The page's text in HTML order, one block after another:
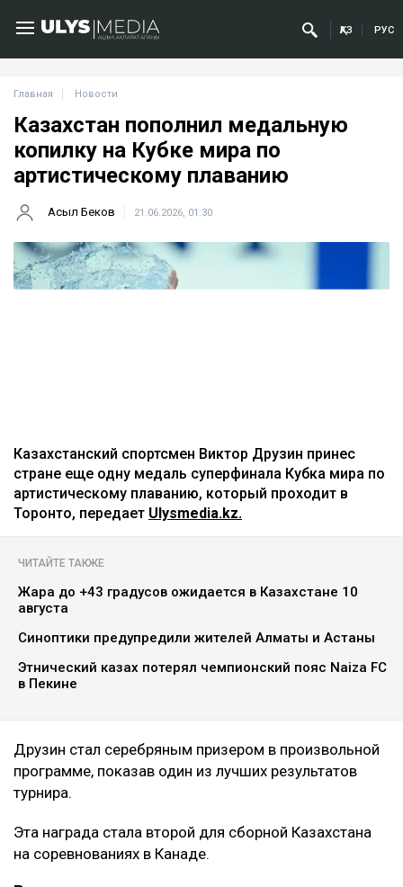
ҚАЗ РУС
Главная Новости
Казахстан пополнил медальную
копилку на Кубке мира по
артистическому плаванию
Асыл Беков 21.06.2026, 01:30
Казахстанский спортсмен Виктор Друзин принес
стране еще одну медаль суперфинала Кубка мира по
артистическому плаванию, который проходит в
Торонто, передает Ulysmedia.kz.
ЧИТАЙТЕ ТАКЖЕ
Жара до +43 градусов ожидается в Казахстане 10
августа
Синоптики предупредили жителей Алматы и Астаны
Этнический казах потерял чемпионский пояс Naiza FC
в Пекине
Друзин стал серебряным призером в произвольной
программе, показав один из лучших результатов
турнира.
Эта награда стала второй для сборной Казахстана
на соревнованиях в Канаде.